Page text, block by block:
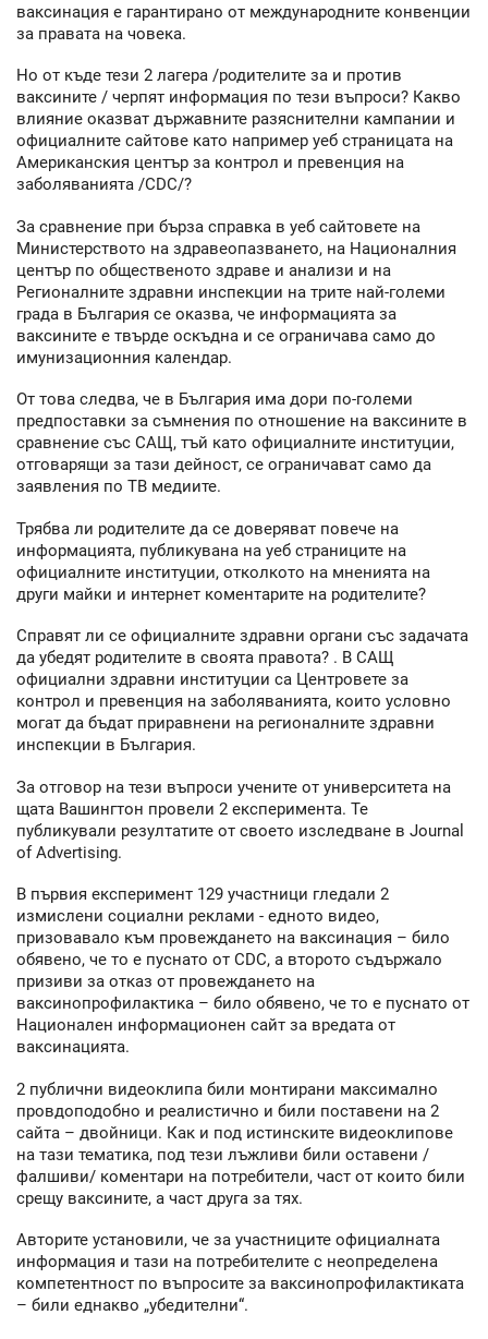
ваксинация е гарантирано от международните конвенции
за правата на човека.
Но от къде тези 2 лагера /родителите за и против
ваксините / черпят информация по тези въпроси? Какво
влияние оказват държавните разяснителни кампании и
официалните сайтове като например уеб страницата на
Американския център за контрол и превенция на
заболяванията /CDC/?
За сравнение при бърза справка в уеб сайтовете на
Министерството на здравеопазването, на Националния
център по общественото здраве и анализи и на
Регионалните здравни инспекции на трите най-големи
града в България се оказва, че информацията за
ваксините е твърде оскъдна и се ограничава само до
имунизационния календар.
От това следва, че в България има дори по-големи
предпоставки за съмнения по отношение на ваксините в
сравнение със САЩ, тъй като официалните институции,
отговарящи за тази дейност, се ограничават само да
заявления по ТВ медиите.
Трябва ли родителите да се доверяват повече на
информацията, публикувана на уеб страниците на
официалните институции, отколкото на мненията на
други майки и интернет коментарите на родителите?
Справят ли се официалните здравни органи със задачата
да убедят родителите в своята правота? . В САЩ
официални здравни институции са Центровете за
контрол и превенция на заболяванията, които условно
могат да бъдат приравнени на регионалните здравни
инспекции в България.
За отговор на тези въпроси учените от университета на
щата Вашингтон провели 2 експеримента. Те
публикували резултатите от своето изследване в Journal
of Advertising.
В първия експеримент 129 участници гледали 2
измислени социални реклами - едното видео,
призовавало към провеждането на ваксинация – било
обявено, че то е пуснато от CDC, а второто съдържало
призиви за отказ от провеждането на
ваксинопрофилактика – било обявено, че то е пуснато от
Национален информационен сайт за вредата от
ваксинацията.
2 публични видеоклипа били монтирани максимално
провдоподобно и реалистично и били поставени на 2
сайта – двойници. Как и под истинските видеоклипове
на тази тематика, под тези лъжливи били оставени /
фалшиви/ коментари на потребители, част от които били
срещу ваксините, а част друга за тях.
Авторите установили, че за участниците официалната
информация и тази на потребителите с неопределена
компетентност по въпросите за ваксинопрофилактиката
– били еднакво „убедителни“.